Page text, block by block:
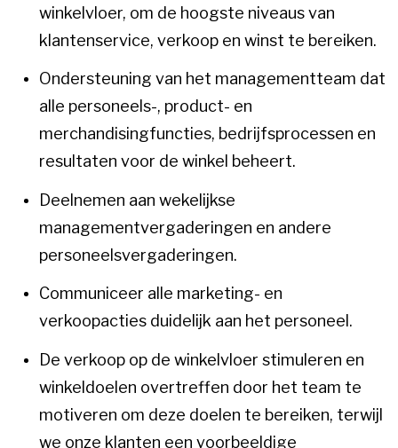
winkelvloer, om de hoogste niveaus van
klantenservice, verkoop en winst te bereiken.
Ondersteuning van het managementteam dat
alle personeels-, product- en
merchandisingfuncties, bedrijfsprocessen en
resultaten voor de winkel beheert.
Deelnemen aan wekelijkse
managementvergaderingen en andere
personeelsvergaderingen.
Communiceer alle marketing- en
verkoopacties duidelijk aan het personeel.
De verkoop op de winkelvloer stimuleren en
winkeldoelen overtreffen door het team te
motiveren om deze doelen te bereiken, terwijl
we onze klanten een voorbeeldige